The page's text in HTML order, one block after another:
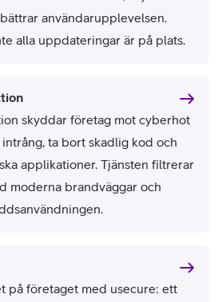
användarupplevelsen.
alla uppdateringar är på plats.
skyddar företag mot cyberhot
ta bort skadlig kod och
applikationer. Tjänsten filtrerar
moderna brandväggar och
på företaget med usecure: ett